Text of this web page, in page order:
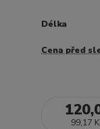
Délka
Cena před
99,17